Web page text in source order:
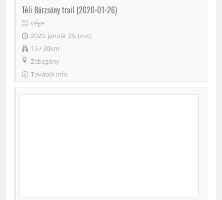
Téli Börzsöny trail (2020-01-26)
vége
2020. január 26. (vas)
15 / 30km
Zebegény
További info